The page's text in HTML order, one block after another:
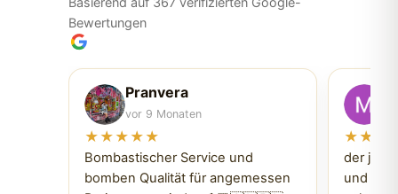
Bewertungen
Pranvera
vor 9 Monaten
★★★★★
Bombastischer Service und
bomben Qualität für angemessen
der
und